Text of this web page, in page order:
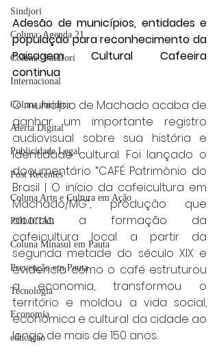
Sindjori
Coluna: Agenda 21
Coluna: SindJori
Internacional
Coluna Jurídica
Alerta Digital
Publicidade Legal
Post Recentes
Coluna Arte e Cultura em Ação
POLICIAL
Coluna Minasul em Pauta
Prevenção em Pauta
Tecnologia
Economia
educaçao
Adesão de municípios, entidades e
população para reconhecimento da
Paisagem Cultural Cafeeira
continua
O município de Machado acaba de
ganhar um importante registro
audiovisual sobre sua história e
identidade cultural. Foi lançado o
documentário “CAFÉ: Patrimônio do
Brasil | O início da cafeicultura em
Machado/MG”, produção que
aborda a formação da
cafeicultura local a partir da
segunda metade do século XIX e
evidencia como o café estruturou
a economia, transformou o
território e moldou a vida social,
econômica e cultural da cidade ao
longo de mais de 150 anos.